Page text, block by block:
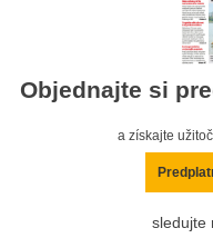
Objednajte si
a získajte
sledujte